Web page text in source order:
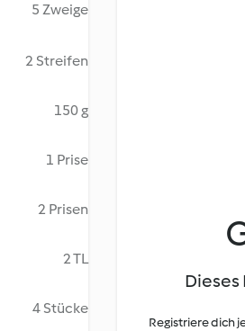
5 Zweige
2 Streifen
150 g
1 Prise
2 Prisen
2 TL
4 Stücke
Dieses
Registriere dich